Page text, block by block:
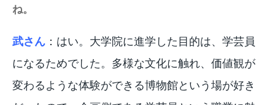
ね。
武さん ：はい。大学院に進学した目的は、学芸員
になるためでした。多様な文化に触れ、価値観が
変わるような体験ができる博物館という場が好き